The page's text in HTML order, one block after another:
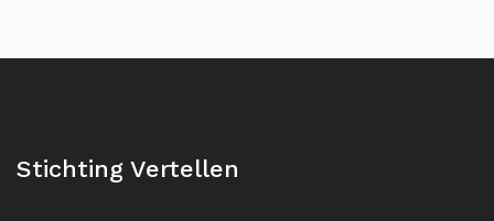
Stichting Vertellen